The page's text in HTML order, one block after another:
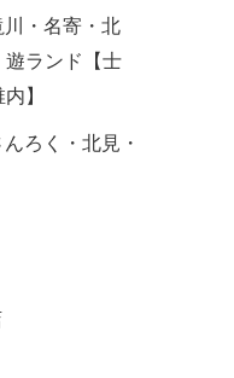
・名寄・北
遊ランド【士
】
ろく・北見・